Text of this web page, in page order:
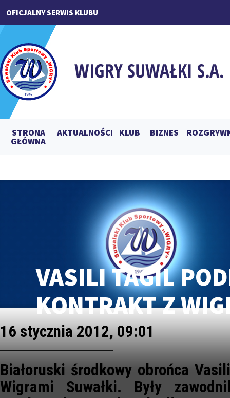
OFICJALNY SERWIS KLUBU
STRONA
GŁÓWNA
AKTUALNOŚCI KLUB BIZNES
VASILI TAGIL
KONTRAKT Z
16 stycznia 2012, 09:01
Białoruski środkowy obrońca
Wigrami Suwałki. Były